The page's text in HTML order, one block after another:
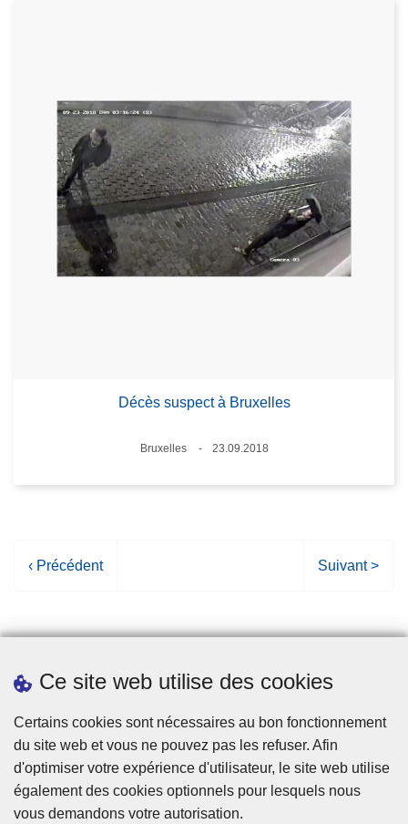
Ce site web utilise des cookies
Certains cookies sont nécessaires au bon fonctionnement
du site web et vous ne pouvez pas les refuser. Afin
d'optimiser votre expérience d'utilisateur, le site web utilise
également des cookies optionnels pour lesquels nous
vous demandons votre autorisation.
Décès suspect à Bruxelles
Lieux
Bruxelles
23.09.2018
P
e
r
c
é
d
e
n
‹ Précédent
P
e
u
v
a
n
t
Suivant >
Statistiques